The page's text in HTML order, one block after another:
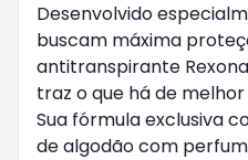
Desenvolvido
buscam máxima
antitranspirante
traz o que há de
Sua fórmula exclusiva
de algodão com